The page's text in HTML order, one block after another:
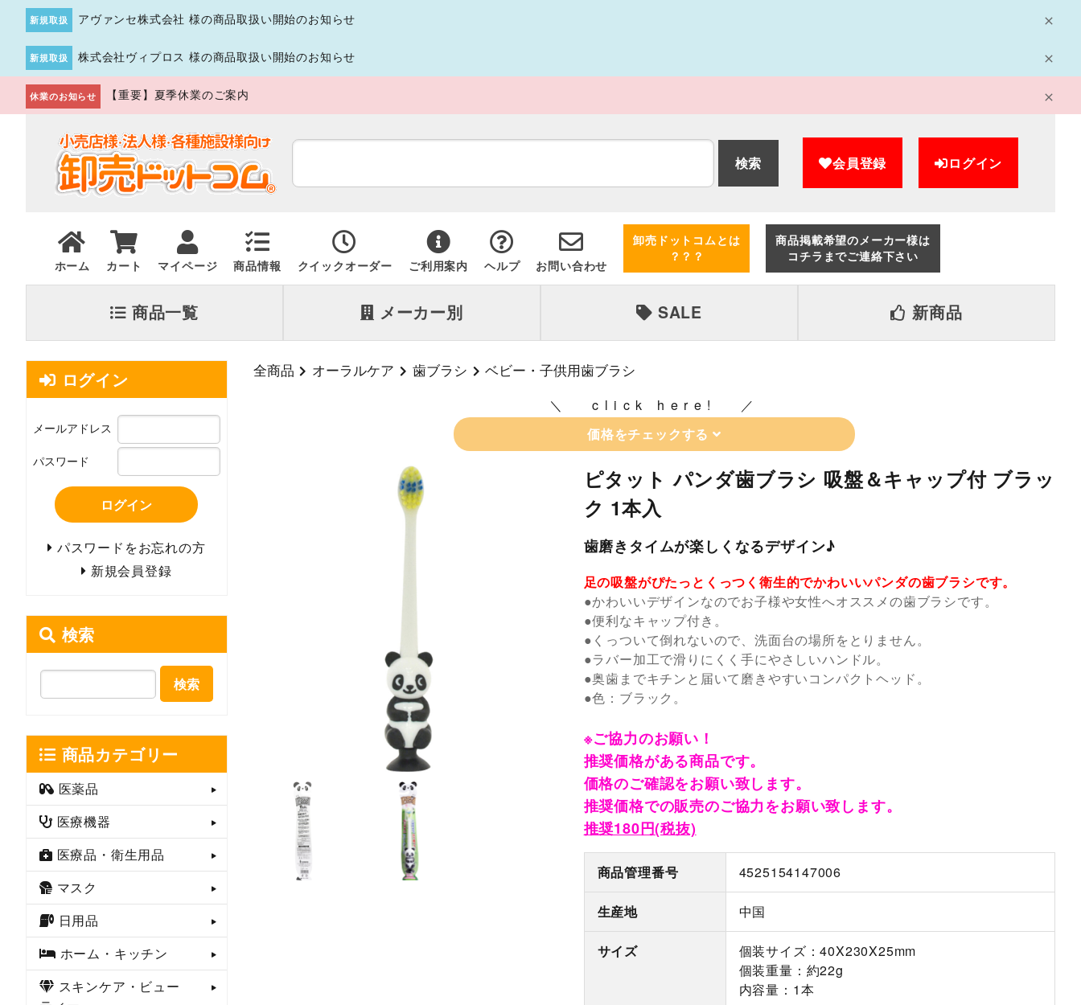
新規取扱 アヴァンセ株式会社 様の商品取扱い開始のお知らせ
新規取扱 株式会社ヴィプロス 様の商品取扱い開始のお知らせ
休業のお知らせ 【重要】夏季休業のご案内
検索 会員登録 ログイン
ホーム カート マイページ 商品情報 クイックオーダー ご利用案内 ヘルプ お問い合わせ
卸売ドットコムとは
？？？
商品掲載希望のメーカー様は
コチラまでご連絡下さい
商品一覧 メーカー別 SALE 新商品
全商品 オーラルケア 歯ブラシ ベビー・子供用歯ブラシ
click here!
価格をチェックする
ピタット パンダ歯ブラシ 吸盤＆キャップ付 ブラッ
ク 1本入
歯磨きタイムが楽しくなるデザイン♪
足の吸盤がぴたっとくっつく衛生的でかわいいパンダの歯ブラシです。
●かわいいデザインなのでお子様や女性へオススメの歯ブラシです。
●便利なキャップ付き。
●くっついて倒れないので、洗面台の場所をとりません。
●ラバー加工で滑りにくく手にやさしいハンドル。
●奥歯までキチンと届いて磨きやすいコンパクトヘッド。
●色：ブラック。
※ご協力のお願い！
推奨価格がある商品です。
価格のご確認をお願い致します。
推奨価格での販売のご協力をお願い致します。
推奨180円(税抜)
商品管理番号 4525154147006
生産地 中国
サイズ
個装サイズ：40X230X25mm
個装重量：約22g
内容量：1本
ログイン
メールアドレス
パスワード
ログイン
パスワードをお忘れの方
新規会員登録
検索
検索
商品カテゴリー
医薬品
医療機器
医療品・衛生用品
マスク
日用品
ホーム・キッチン
スキンケア・ビュー